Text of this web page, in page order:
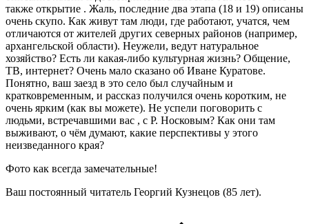
также открытие . Жаль, последние два этапа (18 и 19) описаны
очень скупо. Как живут там люди, где работают, учатся, чем
отличаются от жителей других северных районов (например,
архангельской области). Неужели, ведут натуральное
хозяйство? Есть ли какая-либо культурная жизнь? Общение,
ТВ, интернет? Очень мало сказано об Иване Куратове.
Понятно, ваш заезд в это село был случайным и
кратковременным, и рассказ получился очень коротким, не
очень ярким (как вы можете). Не успели поговорить с
людьми, встречавшими вас , с Р. Носковым? Как они там
выживают, о чём думают, какие перспективы у этого
неизведанного края?
Фото как всегда замечательные!
Ваш постоянный читатель Георгий Кузнецов (85 лет).